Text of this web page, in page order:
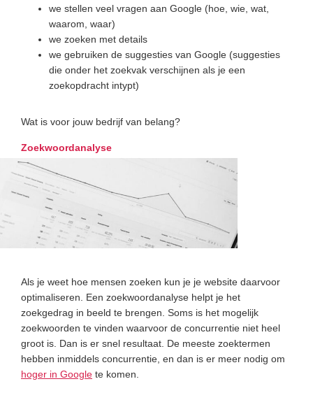
we stellen veel vragen aan Google (hoe, wie, wat,
waarom, waar)
we zoeken met details
we gebruiken de suggesties van Google (suggesties
die onder het zoekvak verschijnen als je een
zoekopdracht intypt)
Wat is voor jouw bedrijf van belang?
Zoekwoordanalyse
Als je weet hoe mensen zoeken kun je je website daarvoor
optimaliseren. Een zoekwoordanalyse helpt je het
zoekgedrag in beeld te brengen. Soms is het mogelijk
zoekwoorden te vinden waarvoor de concurrentie niet heel
groot is. Dan is er snel resultaat. De meeste zoektermen
hebben inmiddels concurrentie, en dan is er meer nodig om
hoger in Google te komen.